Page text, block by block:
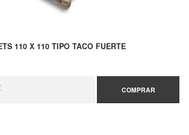
110 X 110 TIPO TACO FUERTE
COMPRAR